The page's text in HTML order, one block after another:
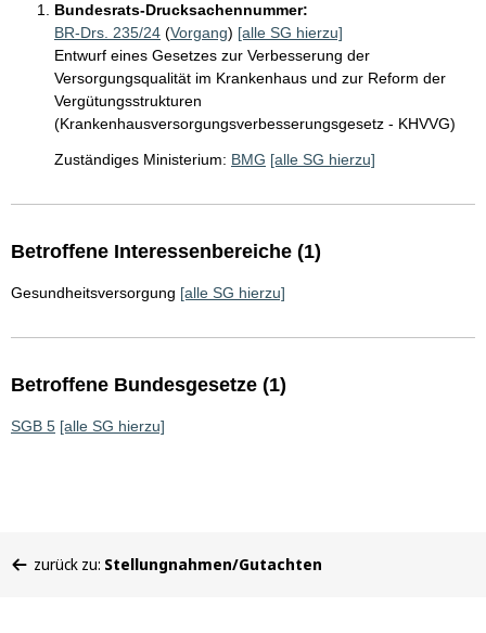
Bundesrats-Drucksachennummer:
BR-Drs. 235/24 (Vorgang) [alle SG hierzu]
Entwurf eines Gesetzes zur Verbesserung der
Versorgungsqualität im Krankenhaus und zur Reform der
Vergütungsstrukturen
(Krankenhausversorgungsverbesserungsgesetz - KHVVG)
Zuständiges Ministerium: BMG [alle SG hierzu]
Betroffene Interessenbereiche (1)
Gesundheitsversorgung [alle SG hierzu]
Betroffene Bundesgesetze (1)
SGB 5 [alle SG hierzu]
befinden
zurück zu: Stellungnahmen/Gutachten